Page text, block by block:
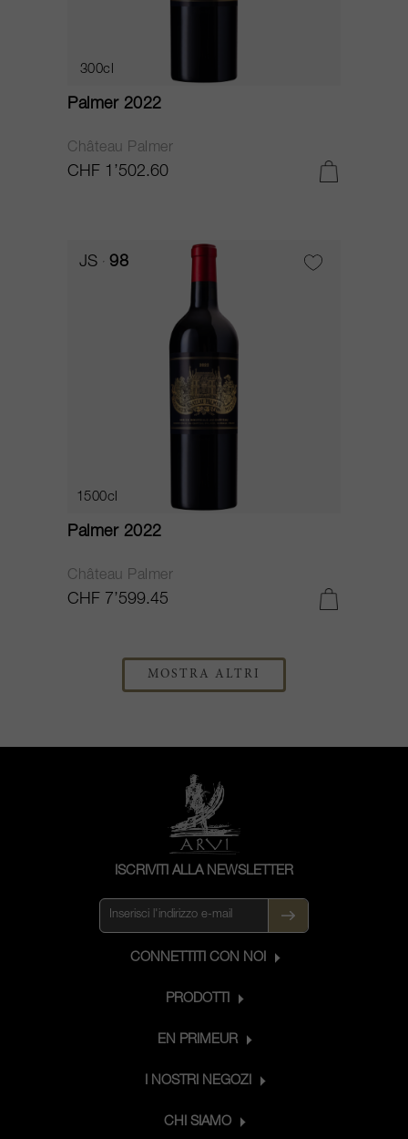
300cl
Palmer 2022
Château Palmer
CHF 1’502.60
JS 98
1500cl
Palmer 2022
Château Palmer
CHF 7’599.45
MOSTRA ALTRI
ISCRIVITI ALLA NEWSLETTER
CONNETTITI CON NOI
PRODOTTI
EN PRIMEUR
I NOSTRI NEGOZI
CHI SIAMO